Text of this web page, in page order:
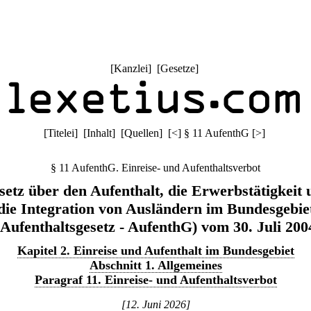
[Kanzlei] [Gesetze]
[Titelei] [Inhalt] [Quellen] [<] § 11 AufenthG [>]
§ 11 AufenthG. Einreise- und Aufenthaltsverbot
über den Aufenthalt, die Erwerbstätigkeit
Integration von Ausländern im
- AufenthG) vom 30. Juli
Kapitel 2. Einreise und Aufenthalt im Bundesgebiet
Abschnitt 1. Allgemeines
Paragraf 11. Einreise- und Aufenthaltsverbot
[12. Juni 2026]